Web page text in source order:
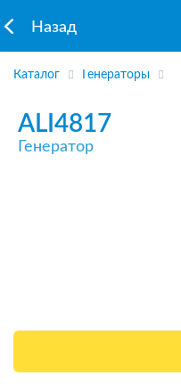
Назад
Каталог Генераторы
ALI4817
Генератор